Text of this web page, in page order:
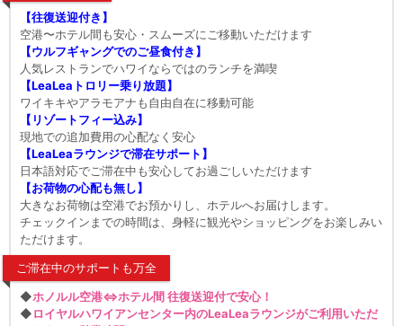
【往復送迎付き】
空港〜ホテル間も安心・スムーズにご移動いただけます
【ウルフギャングでのご昼食付き】
人気レストランでハワイならではのランチを満喫
【LeaLeaトロリー乗り放題】
ワイキキやアラモアナも自由自在に移動可能
【リゾートフィー込み】
現地での追加費用の心配なく安心
【LeaLeaラウンジで滞在サポート】
日本語対応でご滞在中も安心してお過ごしいただけます
【お荷物の心配も無し】
大きなお荷物は空港でお預かりし、ホテルへお届けします。
チェックインまでの時間は、身軽に観光やショッピングをお楽しみい
ただけます。
ご滞在中のサポートも万全
◆ホノルル空港⇔ホテル間 往復送迎付で安心！
◆ロイヤルハワイアンセンター内のLeaLeaラウンジがご利用いただ